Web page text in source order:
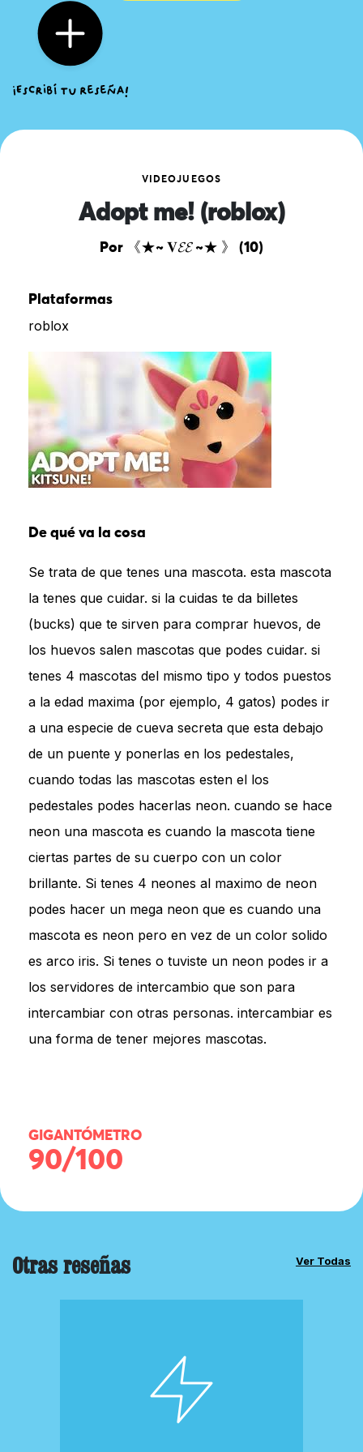
VIDEOJUEGOS
Adopt me! (roblox)
Por 《★~ 𝐕𝓔𝓔 ~★ 》 (10)
Plataformas
roblox
De qué va la cosa
Se trata de que tenes una mascota. esta mascota
la tenes que cuidar. si la cuidas te da billetes
(bucks) que te sirven para comprar huevos, de
los huevos salen mascotas que podes cuidar. si
tenes 4 mascotas del mismo tipo y todos puestos
a la edad maxima (por ejemplo, 4 gatos) podes ir
a una especie de cueva secreta que esta debajo
de un puente y ponerlas en los pedestales,
cuando todas las mascotas esten el los
pedestales podes hacerlas neon. cuando se hace
neon una mascota es cuando la mascota tiene
ciertas partes de su cuerpo con un color
brillante. Si tenes 4 neones al maximo de neon
podes hacer un mega neon que es cuando una
mascota es neon pero en vez de un color solido
es arco iris. Si tenes o tuviste un neon podes ir a
los servidores de intercambio que son para
intercambiar con otras personas. intercambiar es
una forma de tener mejores mascotas.
GIGANTÓMETRO
90/100
Otras reseñas Ver Todas